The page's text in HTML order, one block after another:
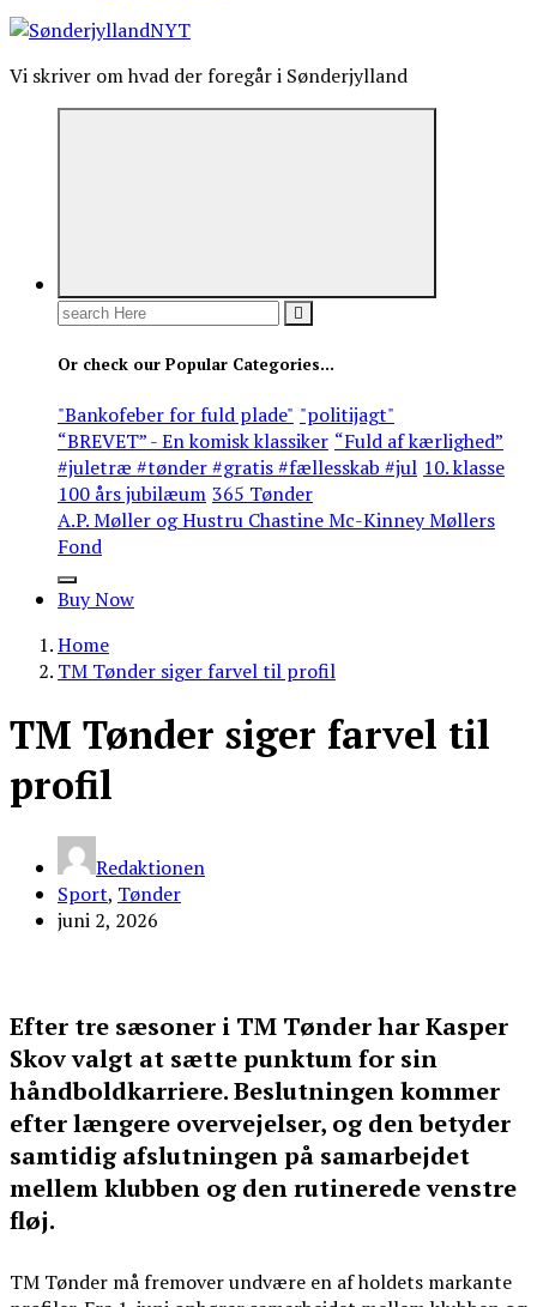
Vi skriver om hvad der foregår i Sønderjylland
Search
Or check our Popular Categories...
"Bankofeber for fuld plade" "politijagt"
“BREVET” - En komisk klassiker “Fuld af kærlighed”
#juletræ #tønder #gratis #fællesskab #jul 10. klasse
100 års jubilæum 365 Tønder
A.P. Møller og Hustru Chastine Mc-Kinney Møllers
Fond
Buy Now
Home
TM Tønder siger farvel til profil
TM Tønder siger farvel til
profil
Redaktionen
Sport, Tønder
juni 2, 2026
Efter tre sæsoner i TM Tønder har Kasper
Skov valgt at sætte punktum for sin
håndboldkarriere. Beslutningen kommer
efter længere overvejelser, og den betyder
samtidig afslutningen på samarbejdet
mellem klubben og den rutinerede venstre
fløj.
TM Tønder må fremover undvære en af holdets markante